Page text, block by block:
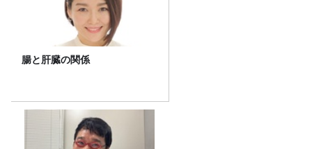
腸と肝臓の関係